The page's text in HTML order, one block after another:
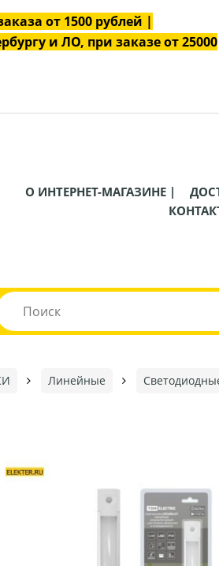
от 1500 рублей |
и ЛО, при заказе от 25000
О ИНТЕРНЕТ-МАГАЗИНЕ |
Линейные